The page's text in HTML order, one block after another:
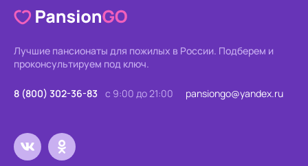
Лучшие пансионаты для пожилых в России. Подберем и
проконсультируем под ключ.
8 (800) 302-36-83 с 9:00 до 21:00 pansiongo@yandex.ru